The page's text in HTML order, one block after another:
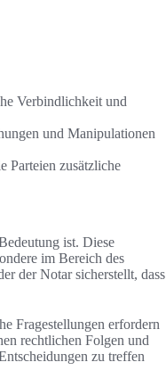
Verbindlichkeit und
und Manipulationen
Parteien zusätzliche
ist. Diese
im Bereich des
der Notar sicherstellt, dass
Fragestellungen erfordern
rechtlichen Folgen und
zu treffen